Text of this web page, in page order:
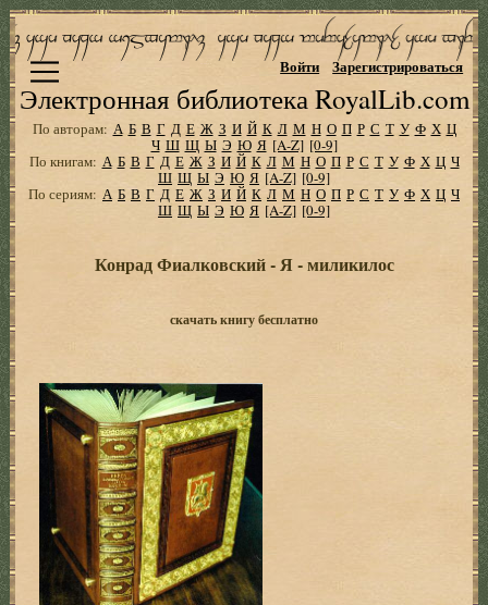
Электронная библиотека RoyalLib.com
Войти Зарегистрироваться
По авторам: А Б В Г Д Е Ж З И Й К Л М Н О П Р С Т У Ф Х Ц
Ч Ш Щ Ы Э Ю Я [A-Z] [0-9]
По книгам: А Б В Г Д Е Ж З И Й К Л М Н О П Р С Т У Ф Х Ц Ч
Ш Щ Ы Э Ю Я [A-Z] [0-9]
По сериям: А Б В Г Д Е Ж З И Й К Л М Н О П Р С Т У Ф Х Ц Ч
Ш Щ Ы Э Ю Я [A-Z] [0-9]
Конрад Фиалковский - Я - миликилос
скачать книгу бесплатно